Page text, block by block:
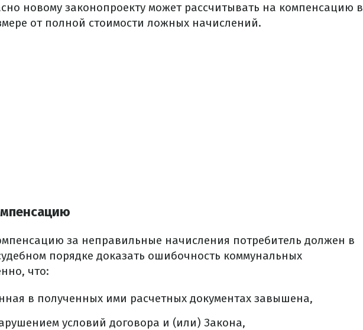
новому законопроекту может рассчитывать на компенсацию в
от полной стоимости ложных начислений.
за неправильные начисления потребитель должен в
порядке доказать ошибочность коммунальных
что:
в полученных ими расчетных документах завышена,
условий договора и (или) Закона,